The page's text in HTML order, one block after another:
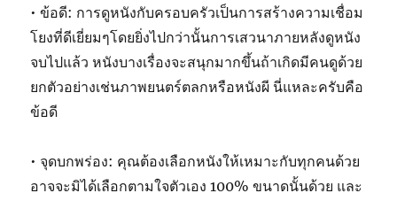
• ข้อดี: การดูหนังกับครอบครัวเป็นการสร้างความเชื่อม
โยงที่ดีเยี่ยมๆโดยยิ่งไปกว่านั้นการเสวนาภายหลังดูหนัง
จบไปแล้ว หนังบางเรื่องจะสนุกมากขึ้นถ้าเกิดมีคนดูด้วย
ยกตัวอย่างเช่นภาพยนตร์ตลกหรือหนังผี นี่แหละครับคือ
ข้อดี
• จุดบกพร่อง: คุณต้องเลือกหนังให้เหมาะกับทุกคนด้วย
อาจจะมิได้เลือกตามใจตัวเอง 100% ขนาดนั้นด้วย และ